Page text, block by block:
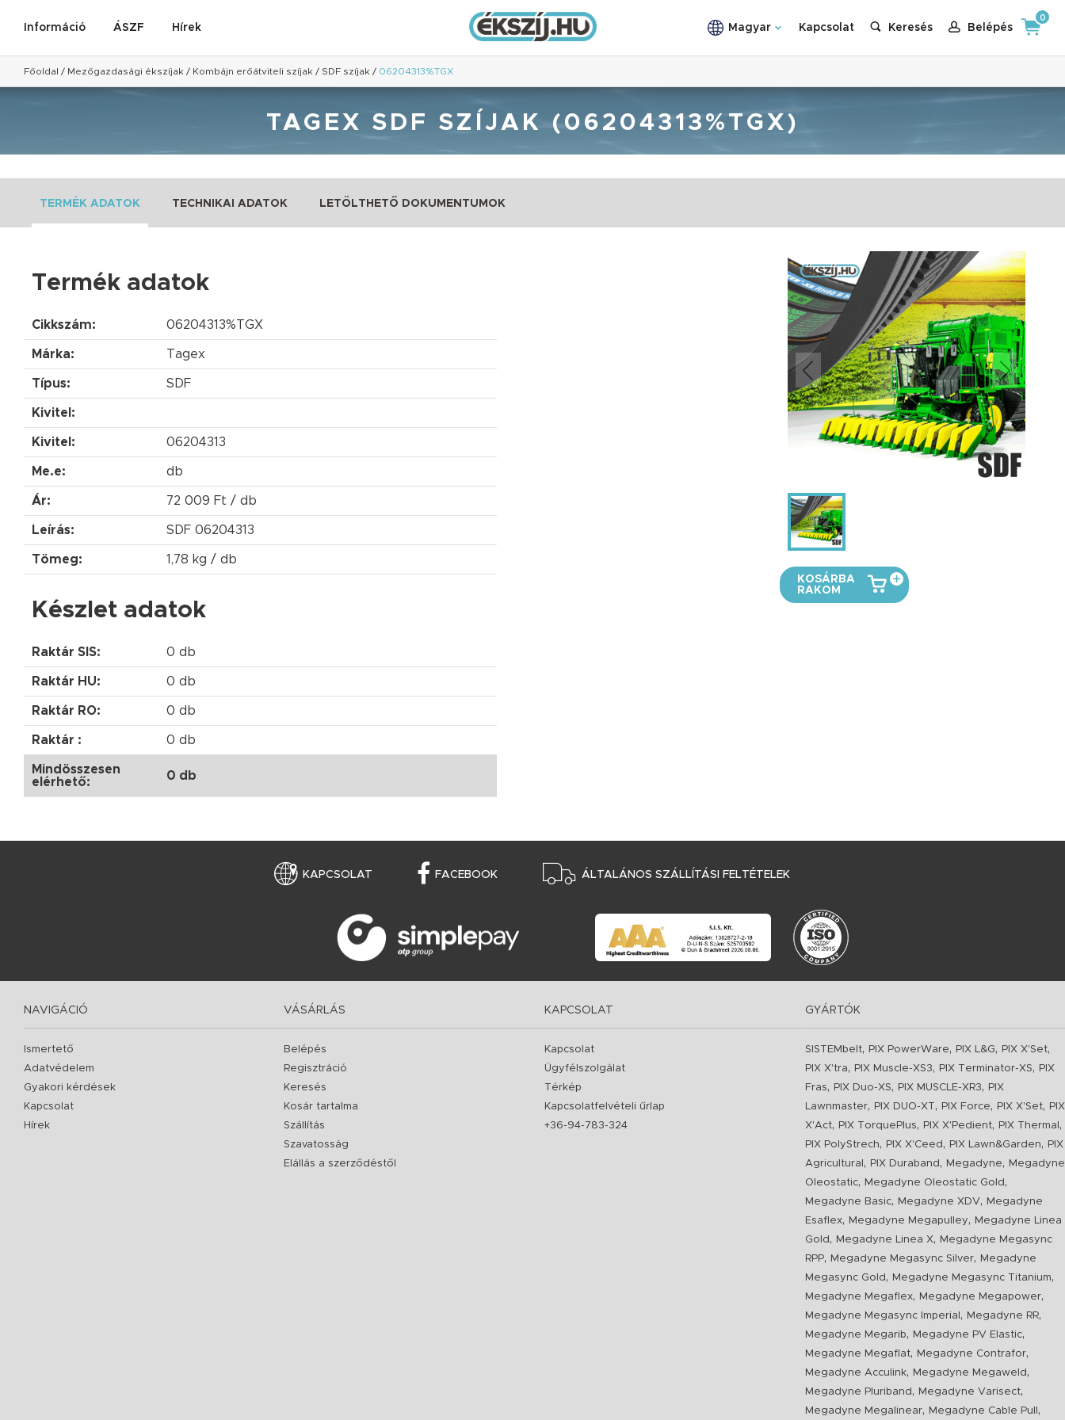
Információ ÁSZF Hírek Magyar Kapcsolat Keresés Belépés
0
Főoldal / Mezőgazdasági ékszíjak / Kombájn erőátviteli szíjak / SDF szíjak / 06204313%TGX
TAGEX SDF SZÍJAK (06204313%TGX)
TERMÉK ADATOK TECHNIKAI ADATOK LETÖLTHETŐ DOKUMENTUMOK
Termék adatok
Cikkszám: 06204313%TGX
Márka: Tagex
Típus: SDF
Kivitel:
Kivitel: 06204313
Me.e: db
Ár: 72 009 Ft / db
Leírás: SDF 06204313
Tömeg: 1,78 kg / db
Készlet adatok
Raktár SIS: 0 db
Raktár HU: 0 db
Raktár RO: 0 db
Raktár : 0 db
Mindösszesen
elérhető:
0 db
KOSÁRBA
RAKOM
KAPCSOLAT FACEBOOK ÁLTALÁNOS SZÁLLÍTÁSI FELTÉTELEK
NAVIGÁCIÓ
Ismertető
Adatvédelem
Gyakori kérdések
Kapcsolat
Hírek
VÁSÁRLÁS
Belépés
Regisztráció
Keresés
Kosár tartalma
Szállítás
Szavatosság
Elállás a szerződéstől
KAPCSOLAT
Kapcsolat
Ügyfélszolgálat
Térkép
Kapcsolatfelvételi űrlap
+36-94-783-324
GYÁRTÓK
SISTEMbelt, PIX PowerWare, PIX L&G, PIX X'Set,
PIX X'tra, PIX Muscle-XS3, PIX Terminator-XS,
PIX
Fras, PIX Duo-XS, PIX MUSCLE-XR3,
PIX
Lawnmaster, PIX DUO-XT, PIX Force, PIX X'Set,
PIX
X'Act, PIX TorquePlus, PIX X'Pedient, PIX Thermal ,
PIX PolyStrech, PIX X'Ceed , PIX Lawn&Garden,
PIX
Agricultural , PIX Duraband , Megadyne,
Megadyne
Oleostatic, Megadyne Oleostatic Gold ,
Megadyne Basic, Megadyne XDV,
Megadyne
Esaflex, Megadyne Megapulley,
Megadyne Linea
Gold , Megadyne Linea X,
Megadyne Megasync
RPP, Megadyne Megasync Silver,
Megadyne
Megasync Gold , Megadyne Megasync Titanium,
Megadyne Megaflex, Megadyne Megapower,
Megadyne Megasync Imperial , Megadyne RR,
Megadyne Megarib, Megadyne PV Elastic,
Megadyne Megaflat, Megadyne Contrafor,
Megadyne Acculink, Megadyne Megaweld ,
Megadyne Pluriband , Megadyne Varisect,
Megadyne Megalinear, Megadyne Cable Pull ,